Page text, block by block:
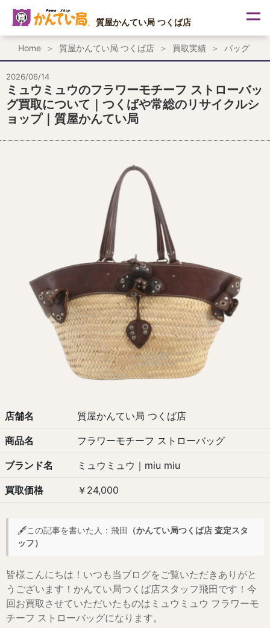
ス
ッ
プ
質屋かんてい局 つくば店
Home 質屋かんてい局 つくば店 買取実績 バッグ
2026/06/14
ミュウミュウのフラワーモチーフ ストローバッ
グ買取について｜つくばや常総のリサイクルシ
ョップ｜質屋かんてい局
店舗名 質屋かんてい局 つくば店
商品名 フラワーモチーフ ストローバッグ
ブランド名 ミュウミュウ｜miu miu
買取価格 ￥24,000
🖋️この記事を書いた人：飛田
（かんてい局つくば店 査定スタ
ッフ）
皆様こんにちは！いつも当ブログをご覧いただきありがと
うございます！かんてい局つくば店スタッフ飛田です！今
回お買取させていただいたものはミュウミュウ フラワーモ
チーフ ストローバッグになります。